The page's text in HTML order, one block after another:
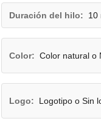
Duración del hilo: 10
Color: Color natural o
Logo: Logotipo o Sin